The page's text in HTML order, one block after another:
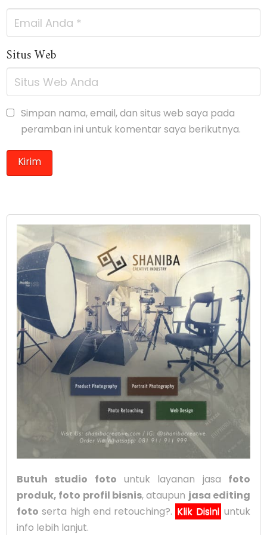
Situs Web
Simpan nama, email, dan situs web saya pada
peramban ini untuk komentar saya berikutnya.
Butuh studio foto untuk layanan jasa foto
produk, foto profil bisnis, ataupun jasa editing
foto serta high end retouching?. Klik Disini untuk
info lebih lanjut.